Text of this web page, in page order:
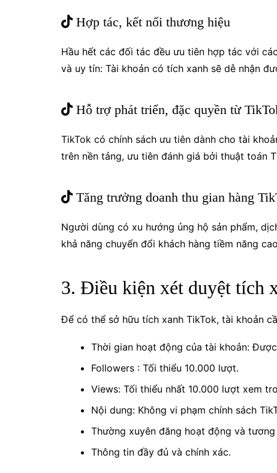
Hợp tác, kết nối thương hiệu
Hầu hết các đối tác đều ưu tiên hợp tác với
và uy tín: Tài khoản có tích xanh sẽ dễ nhận
Hỗ trợ phát triển, đặc quyền từ
TikTok có chính sách ưu tiên dành cho tài
trên nền tảng, ưu tiên đánh giá bởi thuật toán
Tăng trưởng doanh thu gian hàng
Người dùng có xu hướng ủng hộ sản phẩm,
khả năng chuyển đổi khách hàng tiềm năng
3. Điều kiện xét duyệt tích
Để có thể sở hữu tích xanh TikTok, tài khoản
Thời gian hoạt động của tài khoản:
Followers : Tối thiểu 10.000 lượt.
Views: Tối thiểu nhất 10.000 lượt xem
Nội dung: Không vi phạm chính sách
Thường xuyên đăng hoạt động và
Thông tin đầy đủ và chính xác.